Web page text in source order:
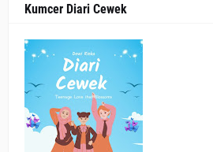
Kumcer Diari Cewek